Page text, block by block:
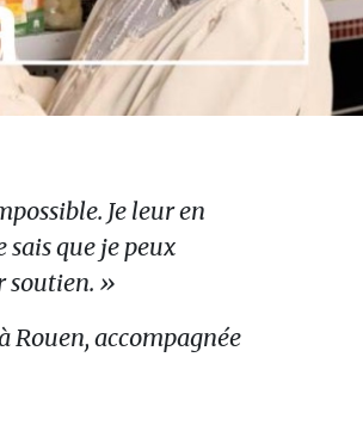
Je leur en
sais que je peux
soutien. »
Rouen, accompagnée